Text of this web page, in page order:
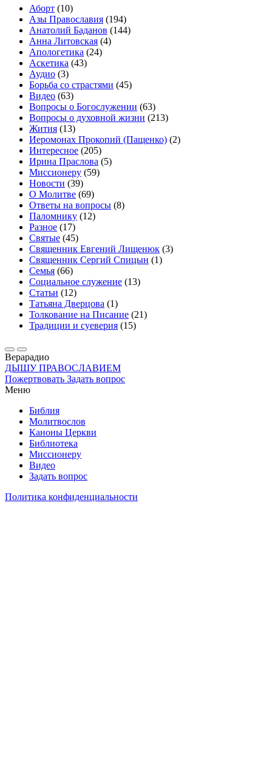
Аборт (10)
Азы Православия (194)
Анатолий Баданов (144)
Анна Литовская (4)
Апологетика (24)
Аскетика (43)
Аудио (3)
Борьба со страстями (45)
Видео (63)
Вопросы о Богослужении (63)
Вопросы о духовной жизни (213)
Жития (13)
Иеромонах Прокопий (Пащенко) (2)
Интересное (205)
Ирина Праслова (5)
Миссионеру (59)
Новости (39)
О Молитве (69)
Ответы на вопросы (8)
Паломнику (12)
Разное (17)
Святые (45)
Священник Евгений Лищенюк (3)
Священник Сергий Спицын (1)
Семья (66)
Социальное служение (13)
Статьи (12)
Татьяна Дверцова (1)
Толкование на Писание (21)
Традиции и суеверия (15)
Верарадио
ДЫШУ ПРАВОСЛАВИЕМ
Пожертвовать Задать вопрос
Меню
Библия
Молитвослов
Каноны Церкви
Библиотека
Миссионеру
Видео
Задать вопрос
Политика конфиденциальности